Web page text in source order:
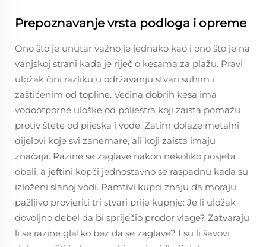
Prepoznavanje vrsta podloga i opreme
Ono što je unutar važno je jednako kao i ono što je na
vanjskoj strani kada je riječ o kesama za plažu. Pravi
uložak čini razliku u održavanju stvari suhim i
zaštićenim od topline. Većina dobrih kesa ima
vodootporne uloške od poliestra koji zaista pomažu
protiv štete od pijeska i vode. Zatim dolaze metalni
dijelovi koje svi zanemare, ali koji zaista imaju
značaja. Razine se zaglave nakon nekoliko posjeta
obali, a jeftini kopči jednostavno se raspadnu kada su
izloženi slanoj vodi. Pamtivi kupci znaju da moraju
pažljivo provjeriti tri stvari prije kupnje: Je li uložak
dovoljno debel da bi spriječio prodor vlage? Zatvaraju
li se razine glatko bez da se zaglave? I su li šavovi